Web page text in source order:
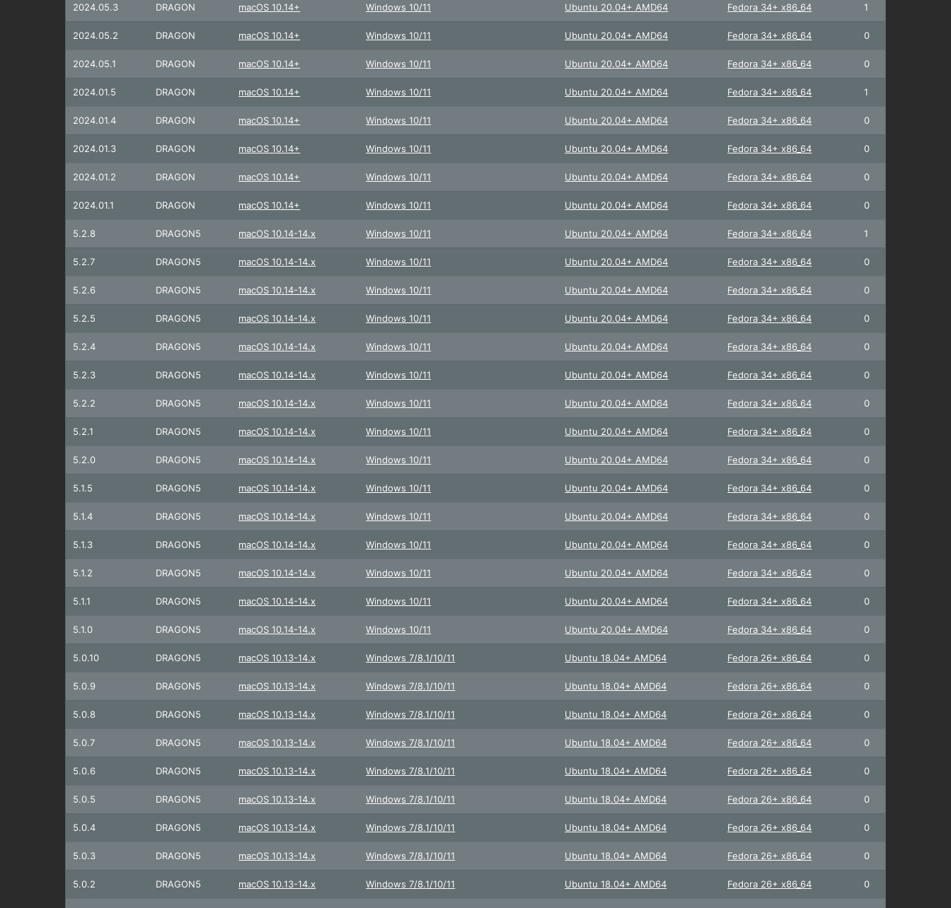
2024.05.3 DRAGON macOS 10.14+ Windows 10/11 Ubuntu 20.04+ AMD64 Fedora 34+ x86_64 1
2024.05.2 DRAGON macOS 10.14+ Windows 10/11 Ubuntu 20.04+ AMD64 Fedora 34+ x86_64 0
2024.05.1 DRAGON macOS 10.14+ Windows 10/11 Ubuntu 20.04+ AMD64 Fedora 34+ x86_64 0
2024.01.5 DRAGON macOS 10.14+ Windows 10/11 Ubuntu 20.04+ AMD64 Fedora 34+ x86_64 1
2024.01.4 DRAGON macOS 10.14+ Windows 10/11 Ubuntu 20.04+ AMD64 Fedora 34+ x86_64 0
2024.01.3 DRAGON macOS 10.14+ Windows 10/11 Ubuntu 20.04+ AMD64 Fedora 34+ x86_64 0
2024.01.2 DRAGON macOS 10.14+ Windows 10/11 Ubuntu 20.04+ AMD64 Fedora 34+ x86_64 0
2024.01.1 DRAGON macOS 10.14+ Windows 10/11 Ubuntu 20.04+ AMD64 Fedora 34+ x86_64 0
5.2.8 DRAGON5 macOS 10.14-14.x Windows 10/11 Ubuntu 20.04+ AMD64 Fedora 34+ x86_64 1
5.2.7 DRAGON5 macOS 10.14-14.x Windows 10/11 Ubuntu 20.04+ AMD64 Fedora 34+ x86_64 0
5.2.6 DRAGON5 macOS 10.14-14.x Windows 10/11 Ubuntu 20.04+ AMD64 Fedora 34+ x86_64 0
5.2.5 DRAGON5 macOS 10.14-14.x Windows 10/11 Ubuntu 20.04+ AMD64 Fedora 34+ x86_64 0
5.2.4 DRAGON5 macOS 10.14-14.x Windows 10/11 Ubuntu 20.04+ AMD64 Fedora 34+ x86_64 0
5.2.3 DRAGON5 macOS 10.14-14.x Windows 10/11 Ubuntu 20.04+ AMD64 Fedora 34+ x86_64 0
5.2.2 DRAGON5 macOS 10.14-14.x Windows 10/11 Ubuntu 20.04+ AMD64 Fedora 34+ x86_64 0
5.2.1 DRAGON5 macOS 10.14-14.x Windows 10/11 Ubuntu 20.04+ AMD64 Fedora 34+ x86_64 0
5.2.0 DRAGON5 macOS 10.14-14.x Windows 10/11 Ubuntu 20.04+ AMD64 Fedora 34+ x86_64 0
5.1.5 DRAGON5 macOS 10.14-14.x Windows 10/11 Ubuntu 20.04+ AMD64 Fedora 34+ x86_64 0
5.1.4 DRAGON5 macOS 10.14-14.x Windows 10/11 Ubuntu 20.04+ AMD64 Fedora 34+ x86_64 0
5.1.3 DRAGON5 macOS 10.14-14.x Windows 10/11 Ubuntu 20.04+ AMD64 Fedora 34+ x86_64 0
5.1.2 DRAGON5 macOS 10.14-14.x Windows 10/11 Ubuntu 20.04+ AMD64 Fedora 34+ x86_64 0
5.1.1 DRAGON5 macOS 10.14-14.x Windows 10/11 Ubuntu 20.04+ AMD64 Fedora 34+ x86_64 0
5.1.0 DRAGON5 macOS 10.14-14.x Windows 10/11 Ubuntu 20.04+ AMD64 Fedora 34+ x86_64 0
5.0.10 DRAGON5 macOS 10.13-14.x Windows 7/8.1/10/11 Ubuntu 18.04+ AMD64 Fedora 26+ x86_64 0
5.0.9 DRAGON5 macOS 10.13-14.x Windows 7/8.1/10/11 Ubuntu 18.04+ AMD64 Fedora 26+ x86_64 0
5.0.8 DRAGON5 macOS 10.13-14.x Windows 7/8.1/10/11 Ubuntu 18.04+ AMD64 Fedora 26+ x86_64 0
5.0.7 DRAGON5 macOS 10.13-14.x Windows 7/8.1/10/11 Ubuntu 18.04+ AMD64 Fedora 26+ x86_64 0
5.0.6 DRAGON5 macOS 10.13-14.x Windows 7/8.1/10/11 Ubuntu 18.04+ AMD64 Fedora 26+ x86_64 0
5.0.5 DRAGON5 macOS 10.13-14.x Windows 7/8.1/10/11 Ubuntu 18.04+ AMD64 Fedora 26+ x86_64 0
5.0.4 DRAGON5 macOS 10.13-14.x Windows 7/8.1/10/11 Ubuntu 18.04+ AMD64 Fedora 26+ x86_64 0
5.0.3 DRAGON5 macOS 10.13-14.x Windows 7/8.1/10/11 Ubuntu 18.04+ AMD64 Fedora 26+ x86_64 0
5.0.2 DRAGON5 macOS 10.13-14.x Windows 7/8.1/10/11 Ubuntu 18.04+ AMD64 Fedora 26+ x86_64 0